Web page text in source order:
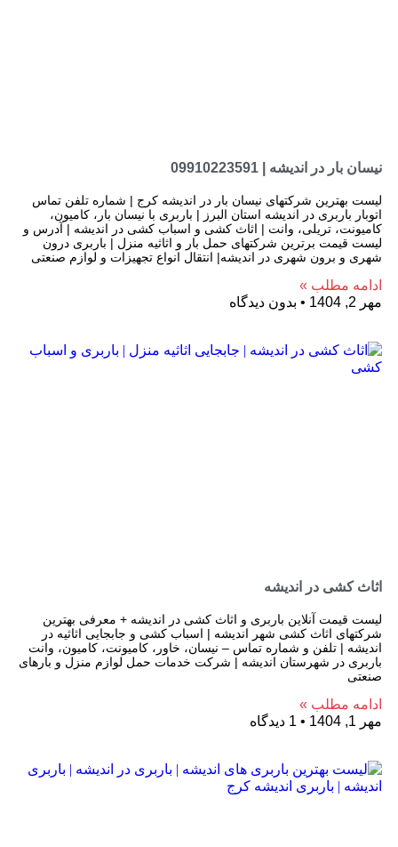
نیسان بار در اندیشه | 09910223591
لیست بهترین شرکتهای نیسان بار در اندیشه کرج | شماره تلفن تماس
اتوبار باربری در اندیشه استان البرز | باربری با نیسان بار، کامیون،
کامیونت، تریلی، وانت | اثاث کشی و اسباب کشی در اندیشه | آدرس و
لیست قیمت برترین شرکتهای حمل بار و اثاثیه منزل | باربری درون
شهری و برون شهری در اندیشه| انتقال انواع تجهیزات و لوازم صنعتی
ادامه مطلب »
مهر 2, 1404
بدون دیدگاه
اثاث کشی در اندیشه
لیست قیمت آنلاین باربری و اثاث کشی در اندیشه + معرفی بهترین
شرکتهای اثاث کشی شهر اندیشه | اسباب کشی و جابجایی اثاثیه در
اندیشه | تلفن و شماره تماس – نیسان، خاور، کامیونت، کامیون، وانت
باربری در شهرستان اندیشه | شرکت خدمات حمل لوازم منزل و بارهای
صنعتی
ادامه مطلب »
مهر 1, 1404